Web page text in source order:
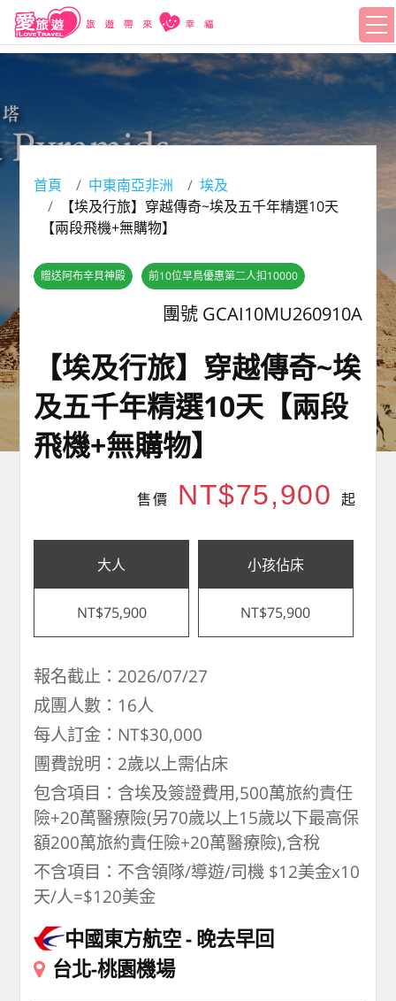
首頁 中東南亞非洲
埃及
【埃及行旅】穿越傳奇~埃及五千年精選10天
【兩段飛機+無購物】
贈送阿布辛貝神殿 前10位早鳥優惠第二人扣10000
團號 GCAI10MU260910A
【埃及行旅】穿越傳奇~埃
及五千年精選10天【兩段
飛機+無購物】
售價 NT$75,900 起
大人
NT$75,900
小孩佔床
NT$75,900
報名截止：2026/07/27
成團人數：16人
每人訂金：NT$30,000
團費說明：2歲以上需佔床
包含項目：含埃及簽證費用,500萬旅約責任
險+20萬醫療險(另70歲以上15歲以下最高保
額200萬旅約責任險+20萬醫療險),含稅
不含項目：不含領隊/導遊/司機 $12美金x10
天/人=$120美金
中國東方航空 晚去早回
台北-桃園機場